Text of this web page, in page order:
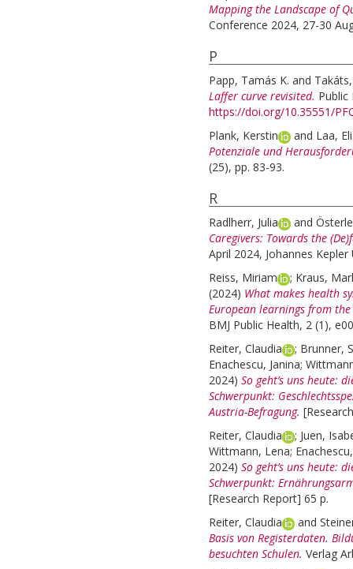
Mapping the Landscape of
Conference 2024, 27-30
P
Papp, Tamás K. and
Laffer curve revisited. Public
https://doi.org/10.35551/
Plank, Kerstin
and Laa,
Potenziale und
(25), pp. 83-93.
R
Radlherr, Julia and
Caregivers: Towards the
April 2024, Johannes
Reiss, Miriam
; Kraus,
(2024) What makes health
European learnings from
BMJ Public Health, 2 (1),
Reiter, Claudia
; Brunner,
Enachescu, Janina;
2024) So geht’s uns heute:
Schwerpunkt:
Austria-Befragung.
Reiter, Claudia
; Juen,
Wittmann, Lena;
2024) So geht’s uns heute:
Schwerpunkt:
[Research Report] 65 p.
Reiter, Claudia
and
Basis von Registerdaten.
besuchten Schulen. Verlag